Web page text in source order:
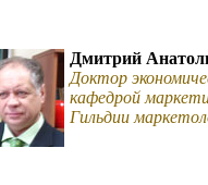
Дмитрий
Доктор
кафедрой
Гильдии